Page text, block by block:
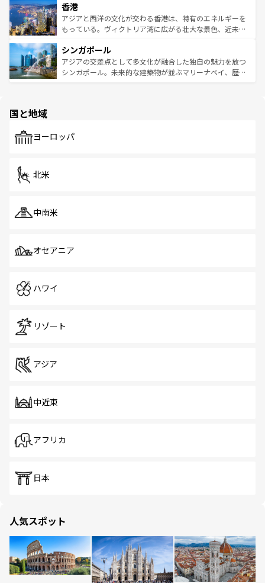
とつ。フォーやバインミー、ベトナムコーヒーなどは、ぜ
ひ現地で味わいたい。どの地域を訪れてもあたたかい人々
が旅行者を迎えてくれるので、きっと忘れられない旅にな
参照してほしい。
の活気が交差している。北部ではチェンマイなどの山岳地
帯で自然と触れ合い、南部ではプーケットやクラビの美し
いビーチでリゾート気分を楽しむことができる。タイ料理
激する。気候は一年中温暖で、どの季節にも異なる楽しみ
が待っている。親しみやすいタイの人々、仏教を中心とし
た文化、そして多様な観光資源が、訪れる旅人を魅了し続
香港
アジアと西洋の文化が交わる香港は、特有のエネルギーを
もっている。ヴィクトリア湾に広がる壮大な景色、近未来
み、どこを訪れても感動するはず。観光スポットが密集し
ており、効率よく見どころを回れるのも魅力。息をのむよ
うな絶景から文化的な体験まで、香港を存分に楽しみ尽く
シンガポール
アジアの交差点として多文化が融合した独自の魅力を放つ
シンガポール。未来的な建築物が並ぶマリーナベイ、歴史
で、ホーカーズは地元の風情を楽しめる外せないスポット
国と地域
ヨーロッパ
北米
中南米
オセアニア
ハワイ
リゾート
アジア
中近東
アフリカ
日本
人気スポット